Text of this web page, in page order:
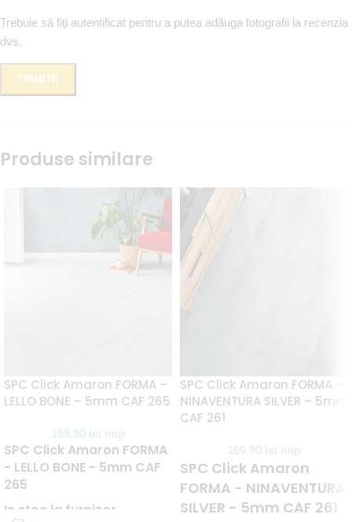
Trebuie să fiți autentificat pentru a putea adăuga fotografii la recenzia
dvs.
Produse similare
SPC Click Amaron FORMA –
LELLO BONE – 5mm CAF 265
SPC Click Amaron FORMA
- LELLO BONE - 5mm CAF
265
In stoc la furnizor
SPC Click Amaron FORMA –
NINAVENTURA SILVER – 5mm
CAF 261
SPC Click Amaron
FORMA - NINAVENTURA
SILVER - 5mm CAF 261